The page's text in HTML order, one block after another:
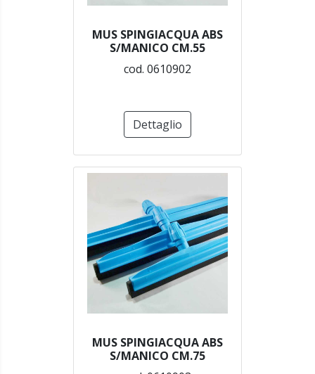
MUS SPINGIACQUA ABS
S/MANICO CM.55
cod. 0610902
Dettaglio
MUS SPINGIACQUA ABS
S/MANICO CM.75